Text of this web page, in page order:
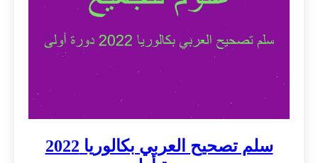
سلم تصحيح العربي بكالوريا 2022